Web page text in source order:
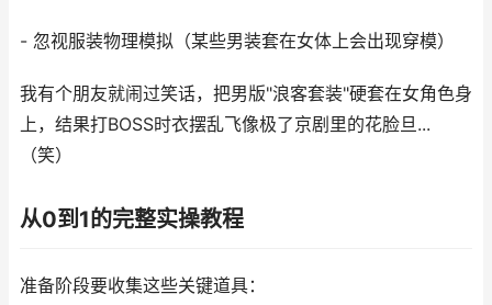
- 忽视服装物理模拟（某些男装套在女体上会出现穿模）
我有个朋友就闹过笑话，把男版"浪客套装"硬套在女角色身
上，结果打BOSS时衣摆乱飞像极了京剧里的花脸旦...
（笑）
从0到1的完整实操教程
准备阶段要收集这些关键道具：